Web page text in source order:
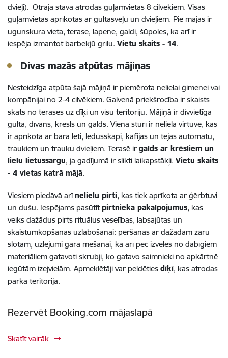
dvieļi). Otrajā stāvā atrodas guļamvietas 8 cilvēkiem. Visas
guļamvietas aprīkotas ar gultasveļu un dvieļiem. Pie mājas ir
ugunskura vieta, terase, lapene, galdi, šūpoles, ka arī ir
iespēja izmantot barbekjū grilu. Vietu skaits - 14.
Divas mazās atpūtas mājiņas
Nesteidzīga atpūta šajā mājiņā ir piemērota nelielai ģimenei vai
kompānijai no 2-4 cilvēkiem. Galvenā priekšrocība ir skaists
skats no terases uz dīķi un visu teritoriju. Mājiņā ir divvietīga
gulta, dīvāns, krēsls un galds. Vienā stūrī ir neliela virtuve, kas
ir aprīkota ar bāra leti, ledusskapi, kafijas un tējas automātu,
traukiem un trauku dvieļiem. Terasē ir galds ar krēsliem un
lielu lietussargu, ja gadījumā ir slikti laikapstākļi. Vietu skaits
- 4 vietas katrā mājā.
Viesiem piedāvā arīnelielu pirti, kas tiek aprīkota ar ģērbtuvi
un dušu. Iespējams pasūtītpirtnieka pakalpojumus, kas
veiks dažādus pirts rituālus veselības, labsajūtas un
skaistumkopšanas uzlabošanai: pēršanās ar dažādām zaru
slotām, uzlējumi gara mešanai, kā arī pēc izvēles no dabīgiem
materiāliem gatavoti skrubji, ko gatavo saimnieki no apkārtnē
iegūtām izejvielām. Apmeklētāji var peldēties dīķī, kas atrodas
parka teritorijā.
Rezervēt Booking.com mājaslapā
Skatīt vairāk